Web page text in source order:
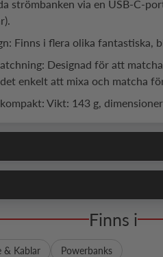
strömbanken via en USB-C-
Finns i flera olika fantastiska,
Designad för att
enkelt att mixa och matcha
Vikt: 143 g,
Finns i
& Kablar Powerbanks